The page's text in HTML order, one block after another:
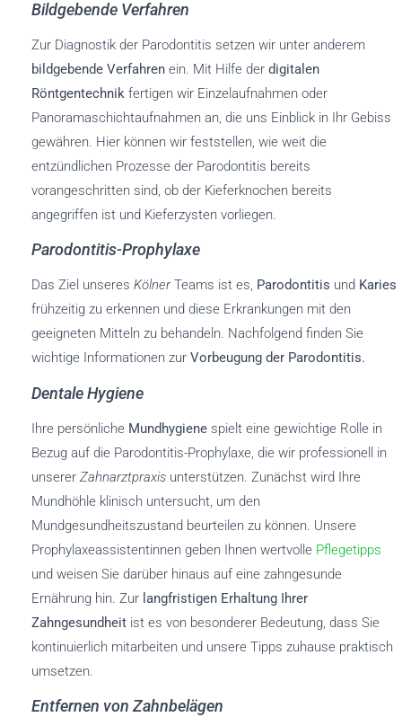
Bildgebende Verfahren
Zur Diagnostik der Parodontitis setzen wir unter anderem
bildgebende Verfahren ein. Mit Hilfe der digitalen
Röntgentechnik fertigen wir Einzelaufnahmen oder
Panoramaschichtaufnahmen an, die uns Einblick in Ihr Gebiss
gewähren. Hier können wir feststellen, wie weit die
entzündlichen Prozesse der Parodontitis bereits
vorangeschritten sind, ob der Kieferknochen bereits
angegriffen ist und Kieferzysten vorliegen.
Parodontitis-Prophylaxe
Das Ziel unseres KölnerTeams ist es, Parodontitis und Karies
frühzeitig zu erkennen und diese Erkrankungen mit den
geeigneten Mitteln zu behandeln. Nachfolgend finden Sie
wichtige Informationen zur Vorbeugung der Parodontitis.
Dentale Hygiene
Ihre persönliche Mundhygiene spielt eine gewichtige Rolle in
Bezug auf die Parodontitis-Prophylaxe, die wir professionell in
unserer Zahnarztpraxis unterstützen. Zunächst wird Ihre
Mundhöhle klinisch untersucht, um den
Mundgesundheitszustand beurteilen zu können. Unsere
Prophylaxeassistentinnen geben Ihnen wertvolle Pflegetipps
und weisen Sie darüber hinaus auf eine zahngesunde
Ernährung hin. Zur langfristigen Erhaltung Ihrer
Zahngesundheit ist es von besonderer Bedeutung, dass Sie
kontinuierlich mitarbeiten und unsere Tipps zuhause praktisch
umsetzen.
Entfernen von Zahnbelägen